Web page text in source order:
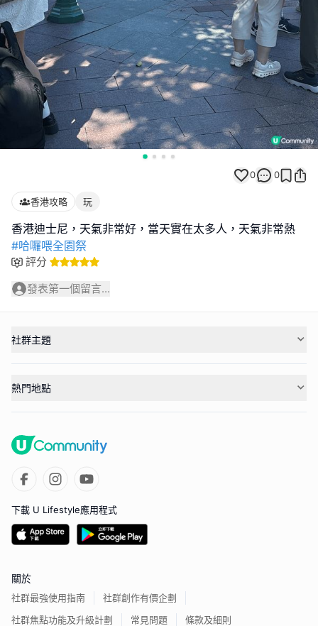
0 0
香港攻略 玩
#哈囉喂全園祭
評分
發表第一個留言...
社群主題
熱門地點
下載 U Lifestyle應用程式
關於
社群最強使用指南
社群創作有價企劃
社群焦點功能及升級計劃
常見問題 條款及細則